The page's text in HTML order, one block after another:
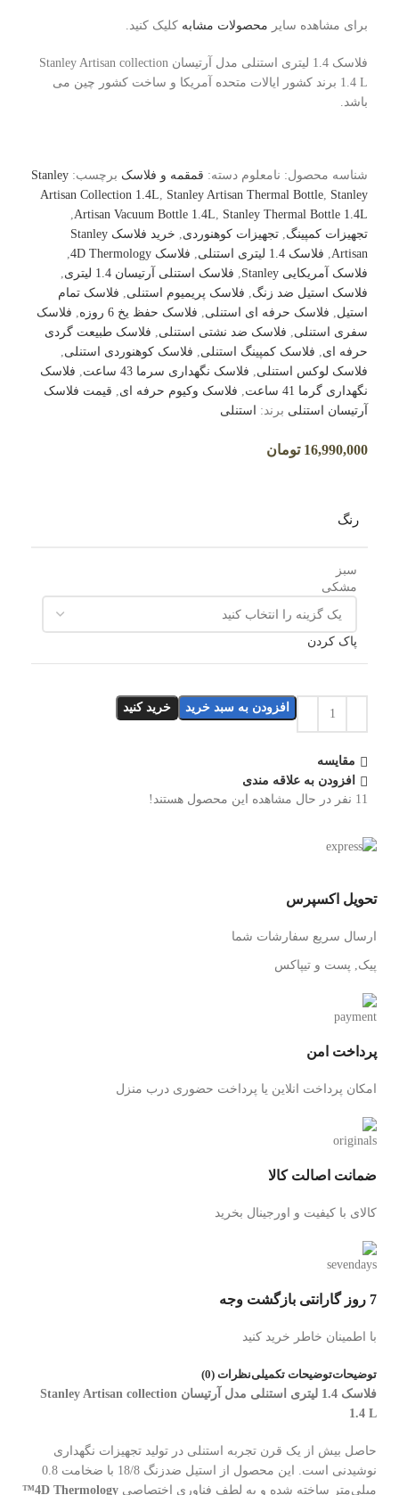
برای مشاهده سایر محصولات مشابه کلیک کنید.
فلاسک 1.4 لیتری استنلی مدل آرتیسان Stanley Artisan collection
1.4 L برند کشور ایالات متحده آمریکا و ساخت کشور چین می
باشد.
شناسه محصول: نامعلوم دسته: قمقمه و فلاسک برچسب: Stanley
Artisan Collection 1.4L, Stanley Artisan Thermal Bottle, Stanley
Artisan Vacuum Bottle 1.4L, Stanley Thermal Bottle 1.4L
,
تجهیزات کمپینگ, تجهیزات کوهنوردی,
خرید فلاسک Stanley
Artisan
, فلاسک 1.4 لیتری استنلی , فلاسک 4D Thermology
,
فلاسک آمریکایی Stanley
, فلاسک استنلی آرتیسان 1.4 لیتری
,
فلاسک استیل ضد زنگ, فلاسک پریمیوم استنلی, فلاسک تمام
استیل, فلاسک حرفه ای استنلی, فلاسک حفظ یخ 6 روزه , فلاسک
سفری استنلی, فلاسک ضد نشتی استنلی, فلاسک طبیعت گردی
حرفه ای, فلاسک کمپینگ استنلی, فلاسک کوهنوردی استنلی,
فلاسک لوکس استنلی, فلاسک نگهداری سرما 43 ساعت , فلاسک
نگهداری گرما 41 ساعت
, فلاسک وکیوم حرفه ای, قیمت فلاسک
آرتیسان استنلی برند: استنلی
16,990,000 تومان
رنگ
سبز
مشکی
پاک کردن
افزودن به سبد خرید خرید کنید
مقایسه
افزودن به علاقه مندی
11 نفر در حال مشاهده این محصول هستند!
تحویل اکسپرس
ارسال سریع سفارشات شما
پیک, پست و تیپاکس
پرداخت امن
امکان پرداخت انلاین یا پرداخت حضوری درب منزل
ضمانت اصالت کالا
کالای با کیفیت و اورجینال بخرید
7 روز گارانتی بازگشت وجه
با اطمینان خاطر خرید کنید
توضیحاتتوضیحات تکمیلینظرات (0)
فلاسک 1.4 لیتری استنلی مدل آرتیسان Stanley Artisan collection
1.4 L
حاصل بیش از یک قرن تجربه استنلی در تولید تجهیزات نگهداری
نوشیدنی است. این محصول از استیل ضدزنگ 18/8 با ضخامت 0.8
میلی‌متر ساخته شده و به لطف فناوری اختصاصی 4D Thermology™